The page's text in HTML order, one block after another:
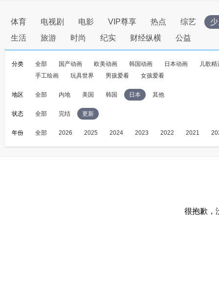
体育 电视剧 电影 VIP尊享 热点 综艺
生活
旅游 时尚 纪实 财经纵横 公益
分类 全部 国产动画 欧美动画 韩国动画 日本动画
儿歌精
手工绘画
玩具世界 男孩爱看 女孩爱看
地区 全部 内地 美国 韩国 日本 其他
状态 全部 完结 更新
年份 全部 2026 2025 2024 2023 2022 2021
很抱歉，